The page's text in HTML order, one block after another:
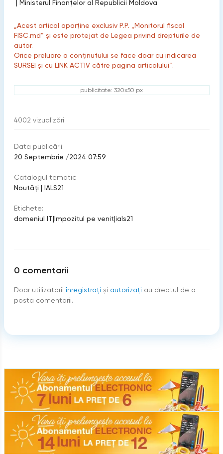
Ministerul Finanțelor al Republicii Moldova
„Acest articol aparține exclusiv P.P. „Monitorul fiscal
FISC.md” și este protejat de Legea privind drepturile de
autor.
Orice preluare a conținutului se face doar cu indicarea
SURSEI și cu LINK ACTIV către pagina articolului”.
publicitate: 320x50 px
4002 vizualizări
Data publicării:
20 Septembrie /2024 07:59
Catalogul tematic
Noutăți | IALS21
Etichete:
domeniul IT|Impozitul pe venit|ials21
0 comentarii
Doar utilizatorii înregistraţi şi autorizați au dreptul de a
posta comentarii.